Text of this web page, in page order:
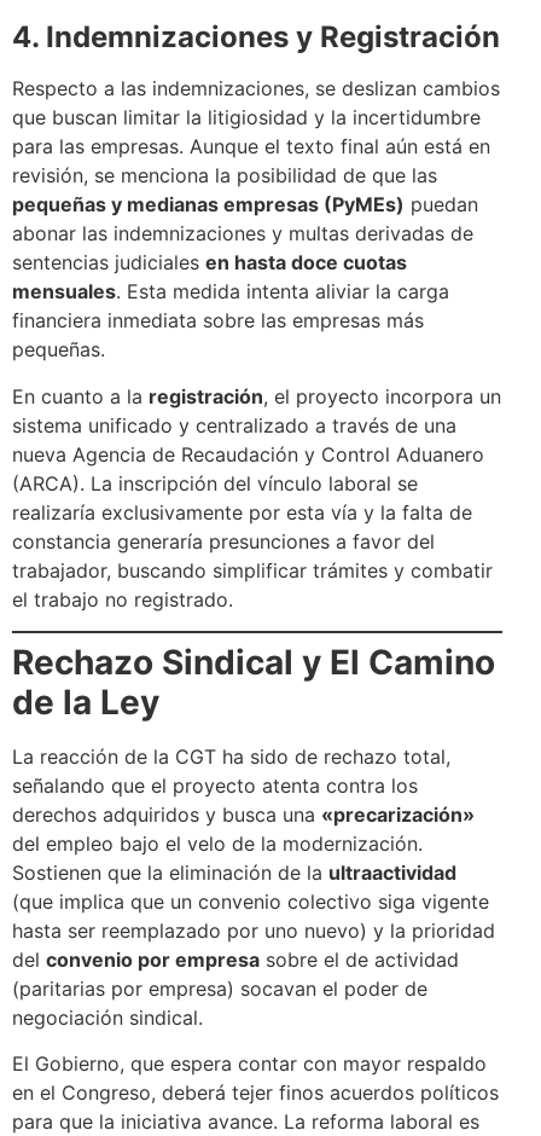
4. Indemnizaciones y Registración
Respecto a las indemnizaciones, se deslizan cambios
que buscan limitar la litigiosidad y la incertidumbre
para las empresas. Aunque el texto final aún está en
revisión, se menciona la posibilidad de que las
pequeñas y medianas empresas (PyMEs) puedan
abonar las indemnizaciones y multas derivadas de
sentencias judiciales en hasta doce cuotas
mensuales. Esta medida intenta aliviar la carga
financiera inmediata sobre las empresas más
pequeñas.
En cuanto a la registración, el proyecto incorpora un
sistema unificado y centralizado a través de una
nueva Agencia de Recaudación y Control Aduanero
(ARCA). La inscripción del vínculo laboral se
realizaría exclusivamente por esta vía y la falta de
constancia generaría presunciones a favor del
trabajador, buscando simplificar trámites y combatir
el trabajo no registrado.
Rechazo Sindical y El Camino
de la Ley
La reacción de la CGT ha sido de rechazo total,
señalando que el proyecto atenta contra los
derechos adquiridos y busca una «precarización»
del empleo bajo el velo de la modernización.
Sostienen que la eliminación de la ultraactividad
(que implica que un convenio colectivo siga vigente
hasta ser reemplazado por uno nuevo) y la prioridad
del convenio por empresa sobre el de actividad
(paritarias por empresa) socavan el poder de
negociación sindical.
El Gobierno, que espera contar con mayor respaldo
en el Congreso, deberá tejer finos acuerdos políticos
para que la iniciativa avance. La reforma laboral es